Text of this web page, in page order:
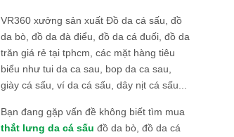
VR360 xưởng sản xuất Đồ da cá sấu, đồ
da bò, đồ da đà điểu, đồ da cá đuối, đồ da
trăn giá rẻ tại tphcm, các mặt hàng tiêu
biểu như tui da ca sau, bop da ca sau,
giày cá sấu, ví da cá sấu, dây nịt cá sấu...
Bạn đang gặp vấn đề không biết tìm mua
thắt lưng da cá sấu đồ da bò, đồ da cá